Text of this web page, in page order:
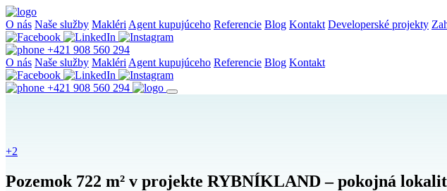
O nás Naše služby Makléri Agent kupujúceho Referencie Blog Kontakt Developerské projekty
+421 908 560 294
O nás Naše služby Makléri Agent kupujúceho Referencie Blog Kontakt
+421 908 560 294
+2
Pozemok 722 m² v projekte RYBNÍKLAND – pokojná